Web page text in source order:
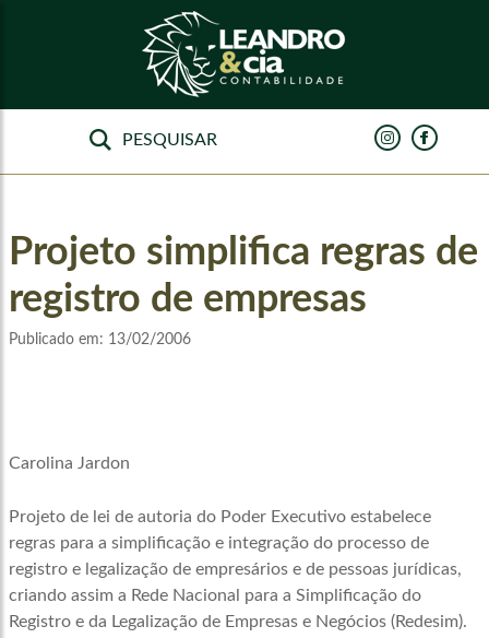
Projeto simplifica regras de
registro de empresas
Publicado em: 13/02/2006
Carolina Jardon
Projeto de lei de autoria do Poder Executivo estabelece
regras para a simplificação e integração do processo de
registro e legalização de empresários e de pessoas jurídicas,
criando assim a Rede Nacional para a Simplificação do
Registro e da Legalização de Empresas e Negócios (Redesim).